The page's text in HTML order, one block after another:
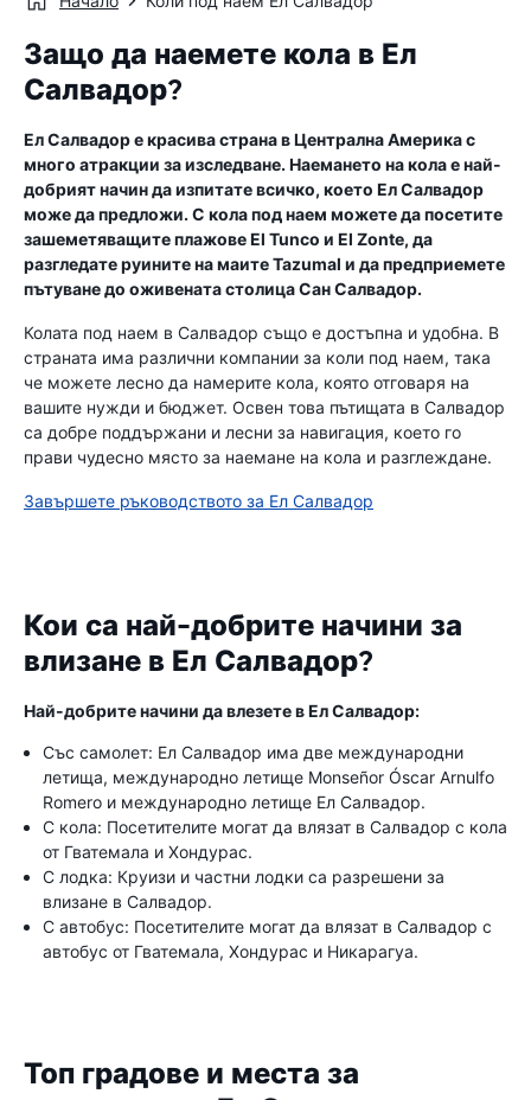
Защо да наемете кола в Ел
Салвадор?
Ел Салвадор е красива страна в Централна Америка с
много атракции за изследване. Наемането на кола е най-
добрият начин да изпитате всичко, което Ел Салвадор
може да предложи. С кола под наем можете да посетите
зашеметяващите плажове El Tunco и El Zonte, да
разгледате руините на маите Tazumal и да предприемете
пътуване до оживената столица Сан Салвадор.
Колата под наем в Салвадор също е достъпна и удобна. В
страната има различни компании за коли под наем, така
че можете лесно да намерите кола, която отговаря на
вашите нужди и бюджет. Освен това пътищата в Салвадор
са добре поддържани и лесни за навигация, което го
прави чудесно място за наемане на кола и разглеждане.
Завършете ръководството за Ел Салвадор
Кои са най-добрите начини за
влизане в Ел Салвадор?
Най-добрите начини да влезете в Ел Салвадор:
Със самолет: Ел Салвадор има две международни
летища, международно летище Monseñor Óscar Arnulfo
Romero и международно летище Ел Салвадор.
С кола: Посетителите могат да влязат в Салвадор с кола
от Гватемала и Хондурас.
С лодка: Круизи и частни лодки са разрешени за
влизане в Салвадор.
С автобус: Посетителите могат да влязат в Салвадор с
автобус от Гватемала, Хондурас и Никарагуа.
Топ градове и места за